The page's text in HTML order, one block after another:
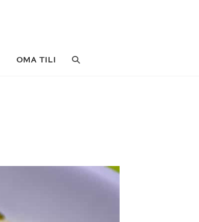
OMA TILI
SEARCH